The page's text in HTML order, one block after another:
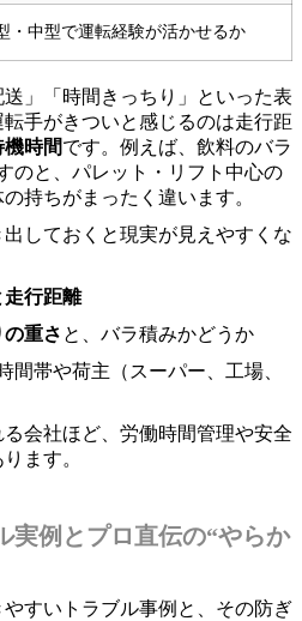
・中型で運転経験が活かせるか
」「時間きっちり」といった表
手がきついと感じるのは走行距
時間です。例えば、飲料のバラ
のと、パレット・リフト中心の
持ちがまったく違います。
しておくと現実が見えやすくな
走行距離
重さ と、バラ積みかどうか
間帯や荷主（スーパー、工場、
会社ほど、労働時間管理や安全
ます。
実例とプロ直伝の“やらか
すいトラブル事例と、その防ぎ